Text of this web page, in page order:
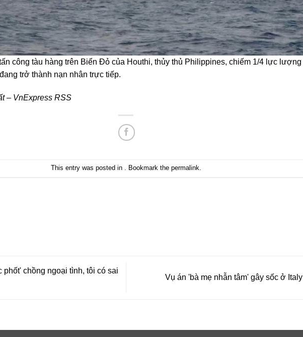
công tàu hàng trên Biển Đỏ của Houthi, thủy thủ Philippines, chiếm 1/4 lực lượng
trở thành nạn nhân trực tiếp.
– VnExpress RSS
This entry was posted in . Bookmark the permalink.
phốt' chồng ngoại tình, tôi có sai
Vụ án 'bà mẹ nhẫn tâm' gây sốc ở Italy